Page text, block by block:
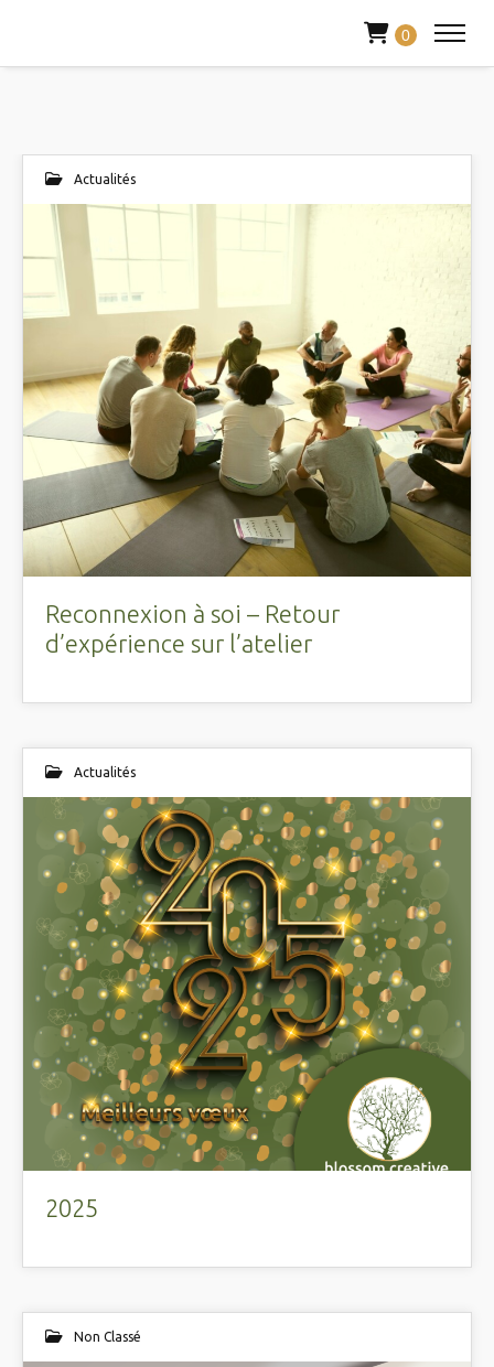
0
Actualités
Reconnexion à soi – Retour
d’expérience sur l’atelier
Actualités
2025
Non Classé